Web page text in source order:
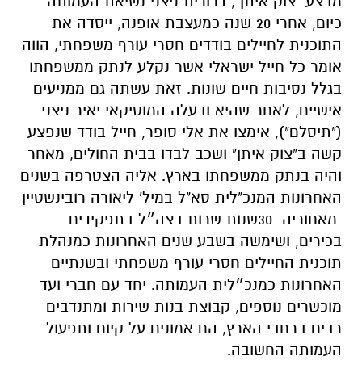
כיום, אחרי 20 שנה כמעצבת אופנה, ייסדה את
התוכנית לחיילים בודדים חסרי עורף משפחתי, הווה
אומר כל חייל ישראלי אשר נקלע לנתק ממשפחתו
בגלל נסיבות חיים שונות. זאת עשתה גם ממניעים
אישיים, לאחר שהיא ובעלה המוסיקאי יאיר ניצני
("תיסלם"), אימצו את אלי סופר, חייל בודד שנפצע
קשה ב"צוק איתן" ושכב לבדו בבית החולים, מאחר
והיה בנתק ממשפחתו בארץ. אליה הצטרפה בשנים
האחרונות המנכ"לית סא"ל במיל' ליאורה רובינשטיין
מאחוריה 30שנות שרות בצה״ל בתפקידים
בכירים, ושימשה בשבע שנים האחרונות כמנהלת
תוכנית החיילים חסרי עורף משפחתי ובשנתיים
האחרונות כמנכ״לית העמותה. יחד עם חברי ועד
מוכשרים נוספים, קבוצת בנות שירות ומתנדבים
רבים ברחבי הארץ, הם אמונים על קיום ותפעול
העמותה החשובה.